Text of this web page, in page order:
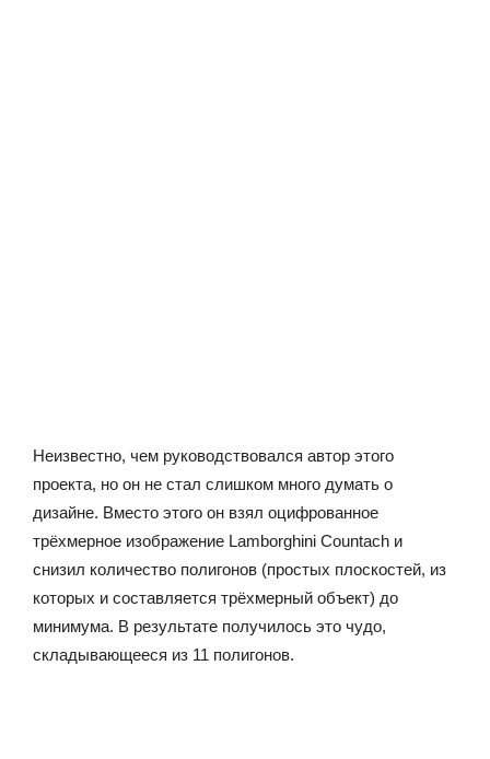
Неизвестно, чем руководствовался автор этого
проекта, но он не стал слишком много думать о
дизайне. Вместо этого он взял оцифрованное
трёхмерное изображение Lamborghini Countach и
снизил количество полигонов (простых плоскостей, из
которых и составляется трёхмерный объект) до
минимума. В результате получилось это чудо,
складывающееся из 11 полигонов.